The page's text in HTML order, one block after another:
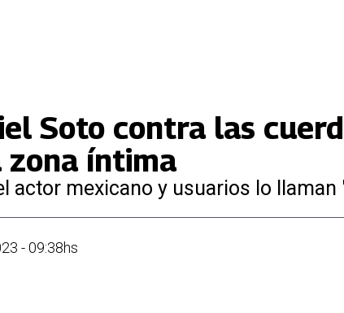
Soto contra las
zona íntima
actor mexicano y usuarios lo llaman
- 09:38hs